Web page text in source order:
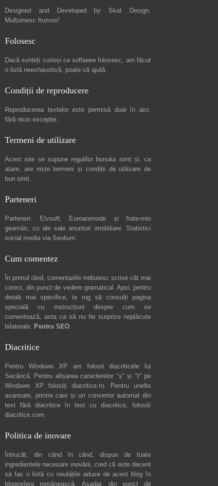
Designed and Developed by Skat Design.
Mulțumesc frumos!
Folosesc
Dacă sunteți curioși ce software folosesc, am făcut
o listă neexhaustivă, poate vă ajută.
Condiții de reproducere
Reproducerea textelor este permisă doar în aici,
fără nicio excepție.
Termeni de utilizare
Acest site se supune regulilor bunului simț și, ca
atare, are niștetermeni și condiții de utilizare de
bun simț.
Parteneri
Parteneri: Elvsoft, Euroanimode și frate-mio
geamăn, cu ale sale anunturi imobiliare. Statistici
social media via Seolium.
Cum comentez
În primul rând, comentariile trebuiesc scrise cât mai
corect, din punct de vedere gramatical. Apoi, pentru
detalii mai specifice, te rog să consulți pagina
specială cu instrucțiuni despre cum se
comentează, asta ca să nu fie surprize neplăcute
bilaterale. Pentru SEO.
Diacritice
Pentru Windows XP am folosit diacriticele lui
Secărică. Pentru afișarea caracterelor "ș" și "ț" pe
Windows XP folosiți diacritice.ro. Pentru unelte
avansate, printre care și un convertor automat din
text fără diacritice în text cu diacritice, folosiți
diacritice.com.
Politica de inovare
Întrucât, din când în când, dispun de toate
ingredientele necesare inovării, cred că este decent
să fac o listă cu noutățile aduse de acest blog în
blogosfera românească. Așadar, din punct de